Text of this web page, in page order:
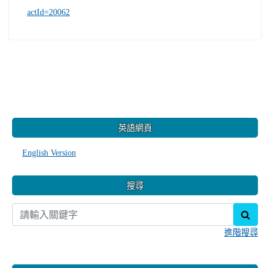
actId=20062
英語網頁
English Version
搜尋
進階搜尋